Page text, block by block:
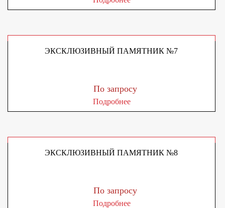
ЭКСКЛЮЗИВНЫЙ ПАМЯТНИК №7
По запросу
Подробнее
ЭКСКЛЮЗИВНЫЙ ПАМЯТНИК №8
По запросу
Подробнее